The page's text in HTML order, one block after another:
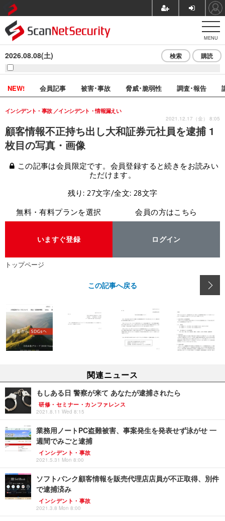
MENU
2026.08.08(土) 検索 購読
NEW! 会員記事 被害･事故 脅威･脆弱性 調査･報告
顧客情報不正持ち出し大和証券元社員を逮捕 1
枚目の写真・画像
インシデント・事故 インシデント・情報漏えい
2021.12.17（金） 8:05
この記事は会員限定です。会員登録すると続きをお読みい
ただけます。
残り: 27文字/全文: 28文字
無料・有料プランを選択
いますぐ登録
会員の方はこちら
ログイン
トップページ
この記事へ戻る
関連ニュース
もしある日 警察が来て あなたが逮捕されたら
研修・セミナー・カンファレンス
2021.8.11 Wed 8:15
業務用ノートPC盗難被害、事案発生を発表せず泳がせ 一
週間でみごと逮捕
インシデント・事故
2021.5.31 Mon 8:00
ソフトバンク顧客情報を販売代理店店員が不正取得、別件
で逮捕済み
インシデント・事故
2021.3.8 Mon 8:00